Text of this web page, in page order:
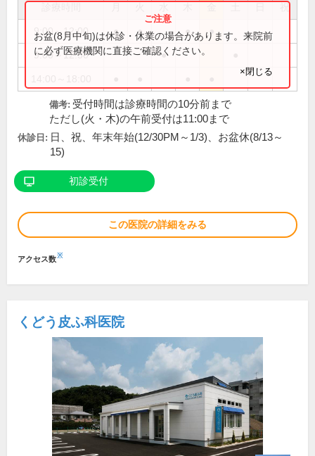
祝
9:00～12:00 ● ● ● ●
9:00～12:30 ●
お盆(8月中旬)は休診・休業の場合があります。来院前
に必ず医療機関に直接ご確認ください。
×閉じる
備考: 受付時間は診療時間の10分前まで
ただし(火・木)の午前受付は11:00まで
休診日: 日、祝、年末年始(12/30PM～1/3)、お盆休(8/13～
15)
初診受付
この医院の詳細をみる
アクセス数※
くどう皮ふ科医院